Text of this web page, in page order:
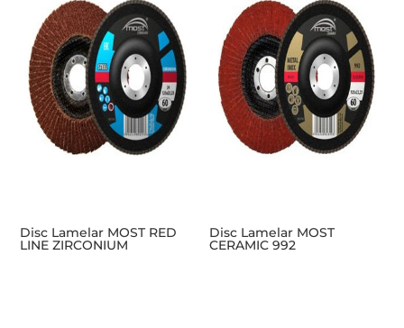
Disc Lamelar MOST RED
LINE ZIRCONIUM
Disc Lamelar MOST
CERAMIC 992